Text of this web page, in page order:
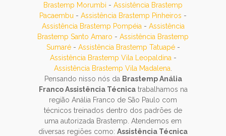
Brastemp Morumbi - Assistência Brastemp
Pacaembu - Assistência Brastemp Pinheiros -
Assistência Brastemp Pompéia - Assistência
Brastemp Santo Amaro - Assistência Brastemp
Sumaré- Assistência Brastemp Tatuapé-
Assistência Brastemp Vila Leopaldina -
Assistência Brastemp Vila Madalena
Pensando nisso nós da Brastemp Anália
Franco Assistência Técnicatrabalhamos na
região Anália Franco de São Paulo com
técnicos treinados dentro dos padrões de
uma autorizada Brastemp. Atendemos em
diversas regiões como: Assistência Técnica